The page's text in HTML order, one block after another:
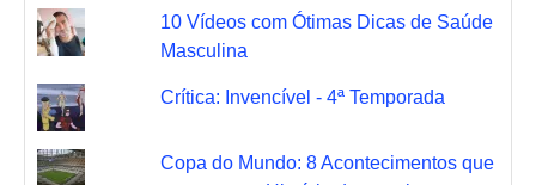
10 Vídeos com Ótimas Dicas de Saúde
Masculina
Crítica: Invencível - 4ª Temporada
Copa do Mundo: 8 Acontecimentos que